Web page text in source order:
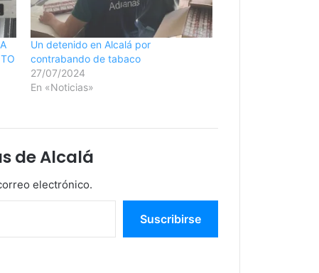
Un detenido en Alcalá por
contrabando de tabaco
27/07/2024
En «Noticias»
de Alcalá
electrónico.
Suscribirse